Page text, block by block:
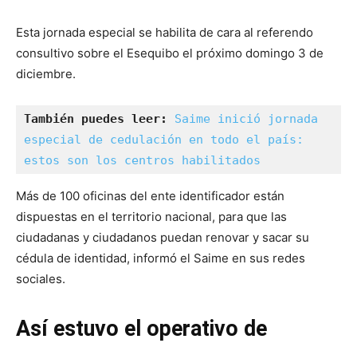
Esta jornada especial se habilita de cara al referendo
consultivo sobre el Esequibo el próximo domingo 3 de
diciembre.
También puedes leer:
Saime inició jornada
especial de cedulación en todo el país:
estos son los centros habilitados
Más de 100 oficinas del ente identificador están
dispuestas en el territorio nacional, para que las
ciudadanas y ciudadanos puedan renovar y sacar su
cédula de identidad, informó el Saime en sus redes
sociales.
Así estuvo el operativo de